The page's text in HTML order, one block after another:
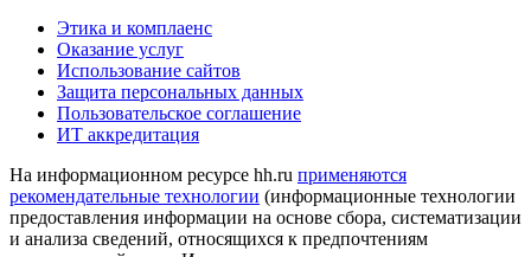
Этика и комплаенс
Оказание услуг
Использование сайтов
Защита персональных данных
Пользовательское соглашение
ИТ аккредитация
На информационном ресурсе hh.ru применяются
рекомендательные технологии (информационные технологии
предоставления информации на основе сбора, систематизации
и анализа сведений, относящихся к предпочтениям